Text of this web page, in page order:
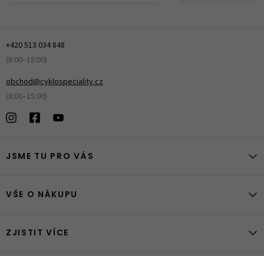
+420 513 034 848
(8:00–15:00)
obchod@cyklospeciality.cz
(8:00–15:00)
JSME TU PRO VÁS
VŠE O NÁKUPU
ZJISTIT VÍCE